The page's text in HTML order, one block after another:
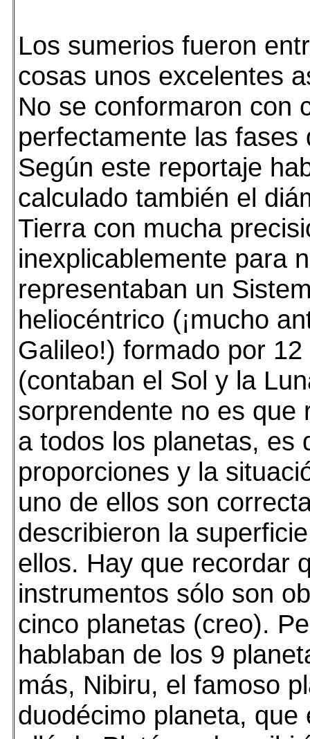
Los sumerios fueron
cosas unos excelentes
No se conformaron con
perfectamente las fases
Según este reportaje
calculado también el
Tierra con mucha
inexplicablemente para
representaban un
heliocéntrico (¡mucho
Galileo!) formado por
(contaban el Sol y la
sorprendente no es que
a todos los planetas, es
proporciones y la
uno de ellos son
describieron la
ellos. Hay que recordar
instrumentos sólo son
cinco planetas (creo).
hablaban de los 9
más, Nibiru, el famoso
duodécimo planeta, que